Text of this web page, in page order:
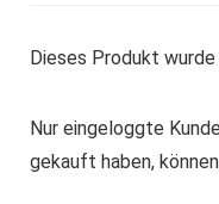
Dieses Produkt
Nur eingeloggte
gekauft haben,